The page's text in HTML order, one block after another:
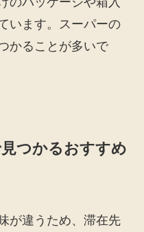
います。スーパーの
かることが多いで
つかるおすすめ
が違うため、滞在先